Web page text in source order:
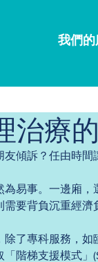
我們
治療
傾訴？任由時間
易事。一邊廂
要背負沉重經濟
了專科服務，
階梯支援模式